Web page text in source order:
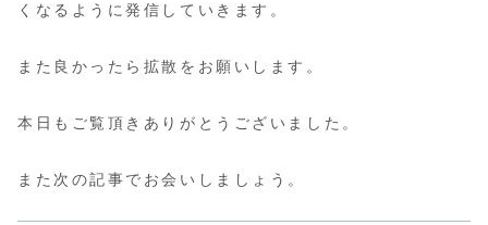
くなるように発信していきます。
また良かったら拡散をお願いします。
本日もご覧頂きありがとうございました。
また次の記事でお会いしましょう。